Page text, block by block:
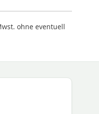
ohne eventuell